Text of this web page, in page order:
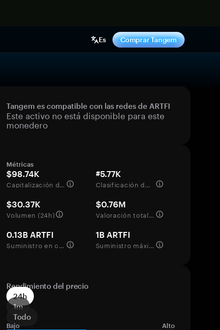
Es Comprar Tangem
Tangem es compatible con las redes de ARTFI
Este activo no está disponible para este
monedero
Métricas
$98.74K
Capitalización de mercado
#5.77K
Clasificación del mercado
$30.37K
Volumen (24h)
$0.76M
Valoración totalmente diluida
0.13B ARTFI
Suministro en circulación
1B ARTFI
Suministro máximo
Rendimiento del precio
24h
1m
Todo
Bajo Alto